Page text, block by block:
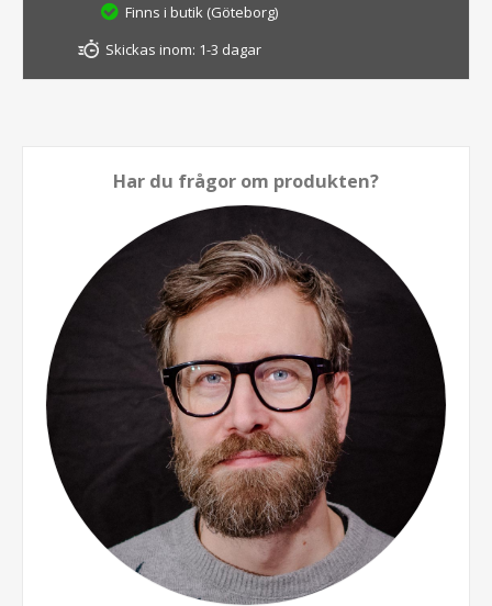
Finns i butik (Göteborg)
Skickas inom: 1-3 dagar
Har du frågor om produkten?